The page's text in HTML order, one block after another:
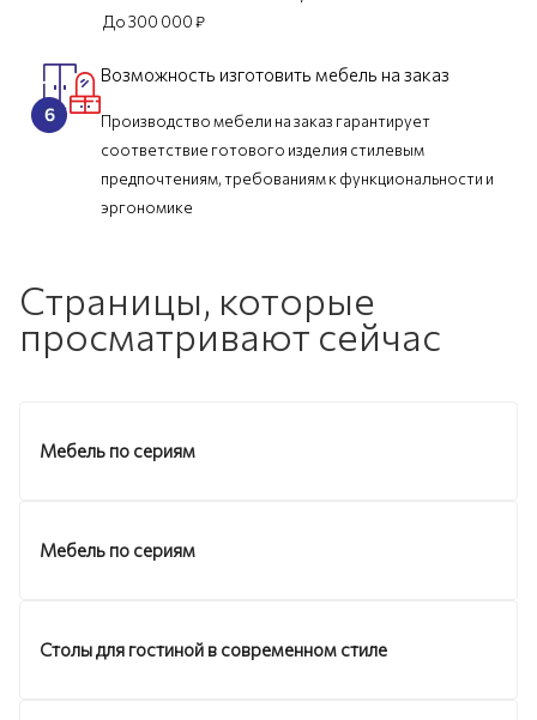
До 300 000 ₽
Возможность изготовить мебель на заказ
Производство мебели на заказ гарантирует
соответствие готового изделия стилевым
предпочтениям, требованиям к функциональности и
эргономике
Страницы, которые
просматривают сейчас
Мебель по сериям
Мебель по сериям
Столы для гостиной в современном стиле